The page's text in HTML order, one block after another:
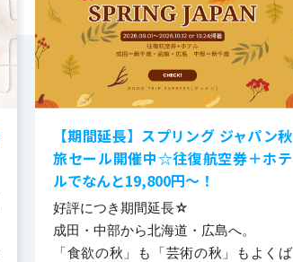
【期間延長】スプリング ジャパン秋
旅セール開催中☆往復航空券＋ホテ
ルでなんと19,800円～！
好評につき期間延長☆
成田・中部から北海道・広島へ。
「食欲の秋」も「芸術の秋」もよくば